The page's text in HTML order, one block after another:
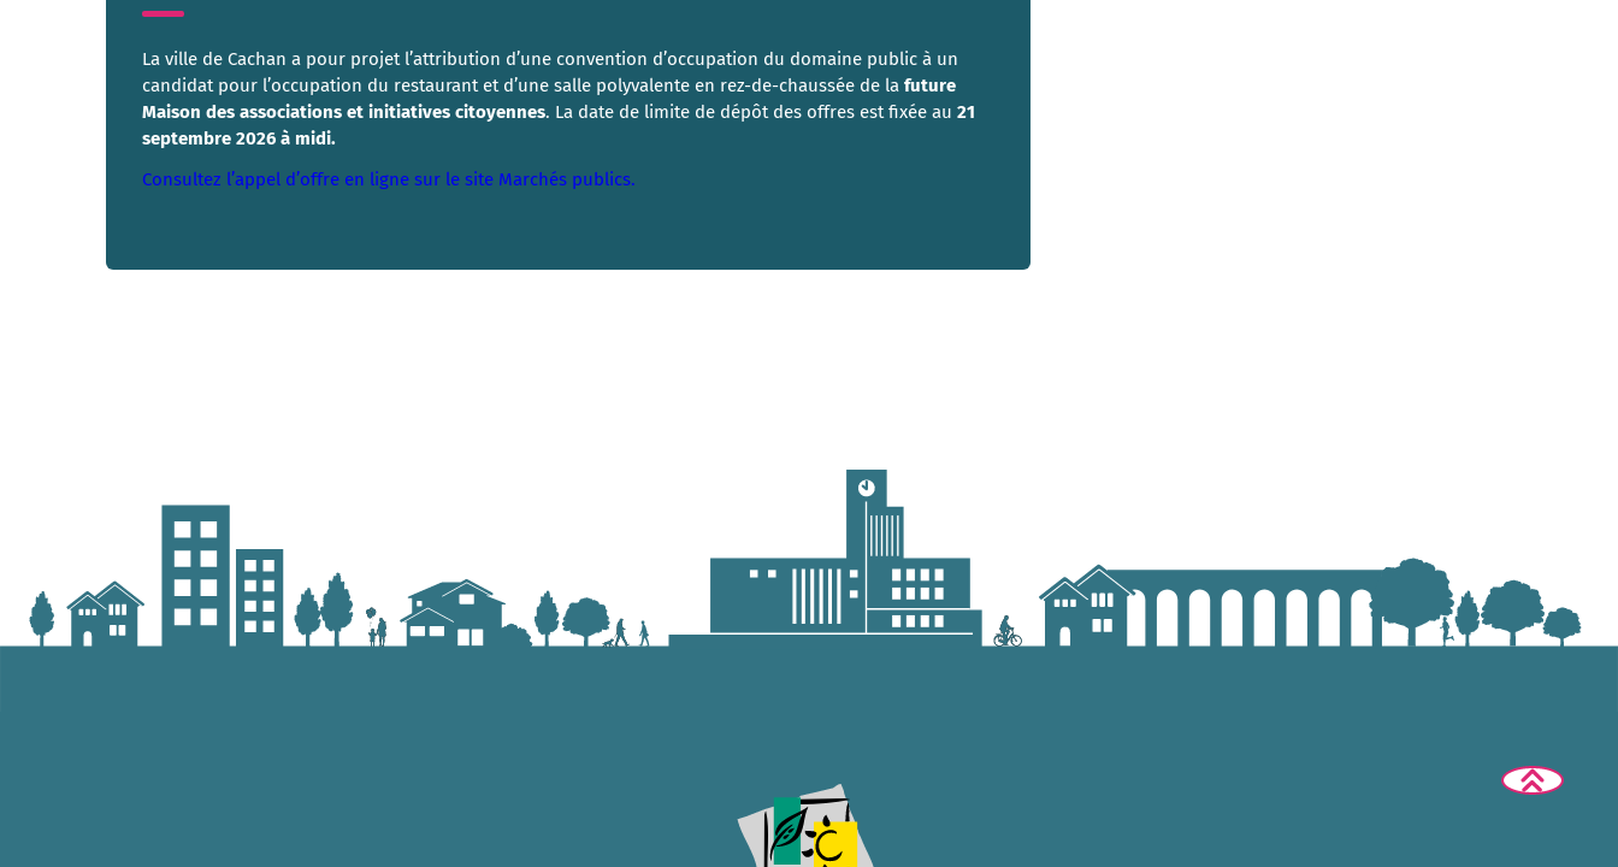
La ville de Cachan a pour projet l’attribution d’une convention d’occupation du domaine public à un
candidat pour l’occupation du restaurant et d’une salle polyvalente en rez-de-chaussée de la future
Maison des associations et initiatives citoyennes. La date de limite de dépôt des offres est fixée au 21
septembre 2026 à midi.
Consultez l’appel d’offre en ligne sur le site Marchés publics.